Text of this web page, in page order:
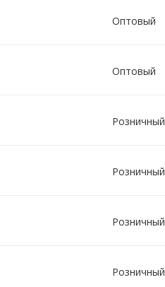
Оптовый
Оптовый
Розничный
Розничный
Розничный
Розничный